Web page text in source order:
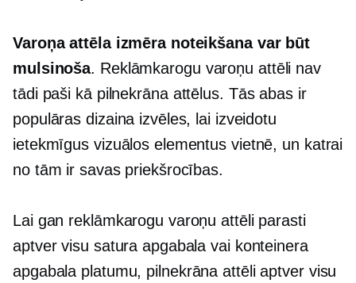
Varoņa attēla izmēra noteikšana var būt
mulsinoša. Reklāmkarogu varoņu attēli nav
tādi paši kā pilnekrānaattēlus. Tās abas ir
populāras dizaina izvēles, lai izveidotu
ietekmīgus vizuālos elementus vietnē, un katrai
no tām ir savas priekšrocības.
Lai gan reklāmkarogu varoņu attēli parasti
aptver visu satura apgabala vai konteinera
apgabala platumu, pilnekrāna attēli aptver visu